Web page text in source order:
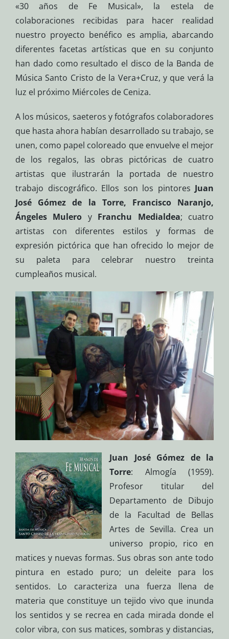
«30 años de Fe Musical», la estela de
colaboraciones recibidas para hacer realidad
nuestro proyecto benéfico es amplia, abarcando
diferentes facetas artísticas que en su conjunto
han dado como resultado el disco de la Banda de
Música Santo Cristo de la Vera+Cruz, y que verá la
luz el próximo Miércoles de Ceniza.
A los músicos, saeteros y fotógrafos colaboradores
que hasta ahora habían desarrollado su trabajo, se
unen, como papel coloreado que envuelve el mejor
de los regalos, las obras pictóricas de cuatro
artistas que ilustrarán la portada de nuestro
trabajo discográfico. Ellos son los pintores Juan
José Gómez de la Torre, Francisco Naranjo,
Ángeles Mulero yFranchu Medialdea; cuatro
artistas con diferentes estilos y formas de
expresión pictórica que han ofrecido lo mejor de
su paleta para celebrar nuestro treinta
cumpleaños musical.
Juan José Gómez de la
Torre: Almogía (1959).
Profesor titular del
Departamento de Dibujo
de la Facultad de Bellas
Artes de Sevilla. Crea un
universo propio, rico en
matices y nuevas formas. Sus obras son ante todo
pintura en estado puro; un deleite para los
sentidos. Lo caracteriza una fuerza llena de
materia que constituye un tejido vivo que inunda
los sentidos y se recrea en cada mirada donde el
color vibra, con sus matices, sombras y distancias,